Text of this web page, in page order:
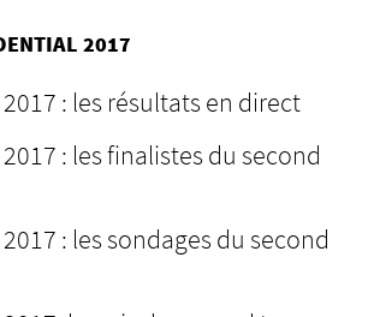
2017
: les résultats en direct
: les finalistes du second
: les sondages du second